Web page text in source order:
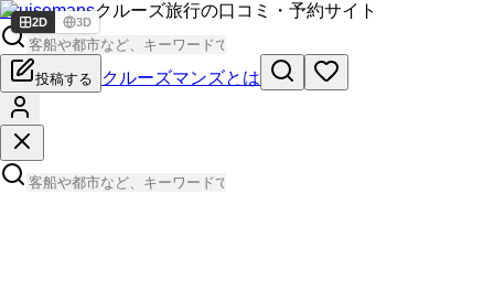
Cruisemansクルーズ旅行の口コミ・予約サイト
投稿する クルーズマンズとは
2D 3D